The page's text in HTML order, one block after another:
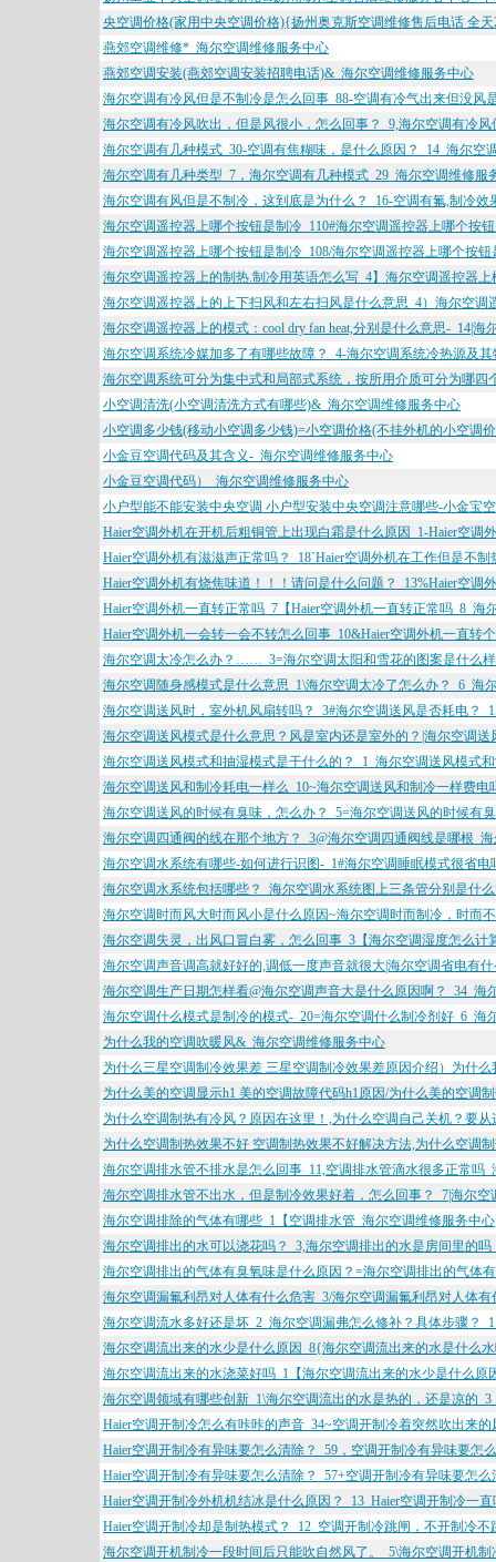
央空调价格(家用中央空调价格){扬州奥克斯空调维修售后电话 全
燕郊空调维修*_海尔空调维修服务中心
燕郊空调安装(燕郊空调安装招聘电话)&_海尔空调维修服务中心
海尔空调有冷风但是不制冷是怎么回事_88-空调有冷气出来但没风
海尔空调有冷风吹出，但是风很小，怎么回事？_9,海尔空调有冷
海尔空调有几种模式_30-空调有焦糊味，是什么原因？_14_海尔空
海尔空调有几种类型_7，海尔空调有几种模式_29_海尔空调维修服
海尔空调有风但是不制冷，这到底是为什么？_16-空调有氟,制冷
海尔空调遥控器上哪个按钮是制冷_110#海尔空调遥控器上哪个按
海尔空调遥控器上哪个按钮是制冷_108/海尔空调遥控器上哪个按
海尔空调遥控器上的制热.制冷用英语怎么写_4】海尔空调遥控器
海尔空调遥控器上的上下扫风和左右扫风是什么意思_4）海尔空
海尔空调遥控器上的模式：cool dry fan heat,分别是什么意思-_14|
海尔空调系统冷媒加多了有哪些故障？_4-海尔空调系统冷热源及
海尔空调系统可分为集中式和局部式系统，按所用介质可分为哪
小空调清洗(小空调清洗方式有哪些)&_海尔空调维修服务中心
小空调多少钱(移动小空调多少钱)=小空调价格(不挂外机的小空调
小金豆空调代码及其含义-_海尔空调维修服务中心
小金豆空调代码）_海尔空调维修服务中心
小户型能不能安装中央空调 小户型安装中央空调注意哪些-小金宝
Haier空调外机在开机后粗铜管上出现白霜是什么原因_1-Haier空
Haier空调外机有滋滋声正常吗？_18`Haier空调外机在工作但是不
Haier空调外机有烧焦味道！！！请问是什么问题？_13%Haier空
Haier空调外机一直转正常吗_7【Haier空调外机一直转正常吗_8_海
Haier空调外机一会转一会不转怎么回事_10&Haier空调外机一直转
海尔空调太冷怎么办？……_3=海尔空调太阳和雪花的图案是什么
海尔空调随身感模式是什么意思_1\海尔空调太冷了怎么办？_6_海
海尔空调送风时，室外机风扇转吗？_3#海尔空调送风是否耗电？
海尔空调送风模式是什么意思？风是室内还是室外的？|海尔空调
海尔空调送风模式和抽湿模式是干什么的？_1_海尔空调送风模式
海尔空调送风和制冷耗电一样么_10~海尔空调送风和制冷一样费电
海尔空调送风的时候有臭味，怎么办？_5=海尔空调送风的时候有
海尔空调四通阀的线在那个地方？_3@海尔空调四通阀线是哪根_
海尔空调水系统有哪些-如何进行识图-_1#海尔空调睡眠模式很省电
海尔空调水系统包括哪些？_海尔空调水系统图上三条管分别是什
海尔空调时而风大时而风小是什么原因~海尔空调时而制冷，时而
海尔空调失灵，出风口冒白雾，怎么回事_3【海尔空调湿度怎么计
海尔空调声音调高就好好的,调低一度声音就很大|海尔空调省电有
海尔空调生产日期怎样看@海尔空调声音大是什么原因啊？_34_海
海尔空调什么模式是制冷的模式-_20=海尔空调什么制冷剂好_6_海
为什么我的空调吹暖风&_海尔空调维修服务中心
为什么三星空调制冷效果差 三星空调制冷效果差原因介绍）为什
为什么美的空调显示h1 美的空调故障代码h1原因/为什么美的空调
为什么空调制热有冷风？原因在这里！,为什么空调自己关机？要
为什么空调制热效果不好 空调制热效果不好解决方法,为什么空调
海尔空调排水管不排水是怎么回事_11,空调排水管滴水很多正常吗
海尔空调排水管不出水，但是制冷效果好着，怎么回事？_7|海尔
海尔空调排除的气体有哪些_1【空调排水管_海尔空调维修服务中心
海尔空调排出的水可以浇花吗？_3,海尔空调排出的水是房间里的
海尔空调排出的气体有臭氧味是什么原因？=海尔空调排出的气体
海尔空调漏氟利昂对人体有什么危害_3/海尔空调漏氟利昂对人体
海尔空调流水多好还是坏_2_海尔空调漏弗怎么修补？具体步骤？
海尔空调流出来的水少是什么原因_8{海尔空调流出来的水是什么
海尔空调流出来的水浇菜好吗_1【海尔空调流出来的水少是什么原
海尔空调领域有哪些创新_1\海尔空调流出的水是热的，还是凉的
Haier空调开制冷怎么有咔咔的声音_34~空调开制冷着突然吹出来
Haier空调开制冷有异味要怎么清除？_59，空调开制冷有异味要怎
Haier空调开制冷有异味要怎么清除？_57+空调开制冷有异味要怎
Haier空调开制冷外机机结冰是什么原因？_13_Haier空调开制冷一
Haier空调开制冷却是制热模式？_12_空调开制冷跳闸，不开制冷
海尔空调开机制冷一段时间后只能吹自然风了。_5\海尔空调开机